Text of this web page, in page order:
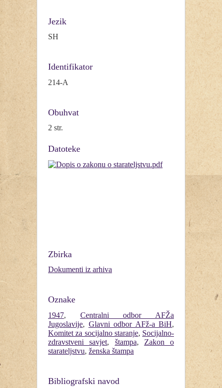
Jezik
SH
Identifikator
214-A
Obuhvat
2 str.
Datoteke
Zbirka
Dokumenti iz arhiva
Oznake
1947, Centralni odbor AFŽa
Jugoslavije, Glavni odbor AFž-a BiH,
Komitet za socijalno staranje, Socijalno-
zdravstveni savjet, štampa, Zakon o
starateljstvu, ženska štampa
Bibliografski navod